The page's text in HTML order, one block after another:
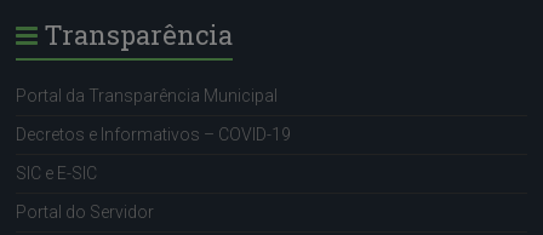
Transparência
Portal da Transparência Municipal
Decretos e Informativos – COVID-19
SIC e E-SIC
Portal do Servidor